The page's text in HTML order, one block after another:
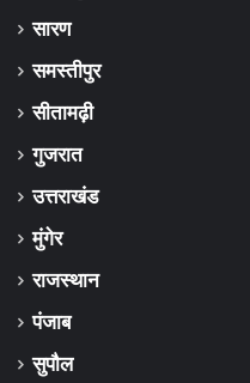
सारण
समस्तीपुर
सीतामढ़ी
गुजरात
उत्तराखंड
मुंगेर
राजस्थान
पंजाब
सुपौल